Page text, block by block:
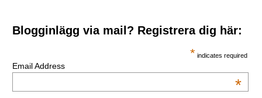
Blogginlägg via mail? Registrera dig här:
* indicates required
Email Address
*